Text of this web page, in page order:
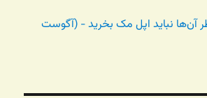
آن‌ها نباید اپل مک بخرید - (آگوست